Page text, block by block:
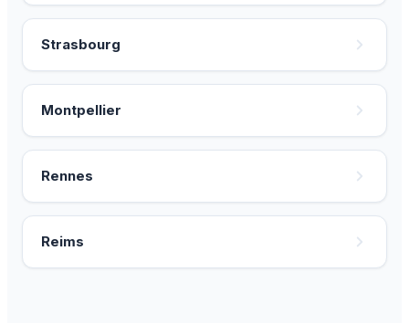
Strasbourg
Montpellier
Rennes
Reims